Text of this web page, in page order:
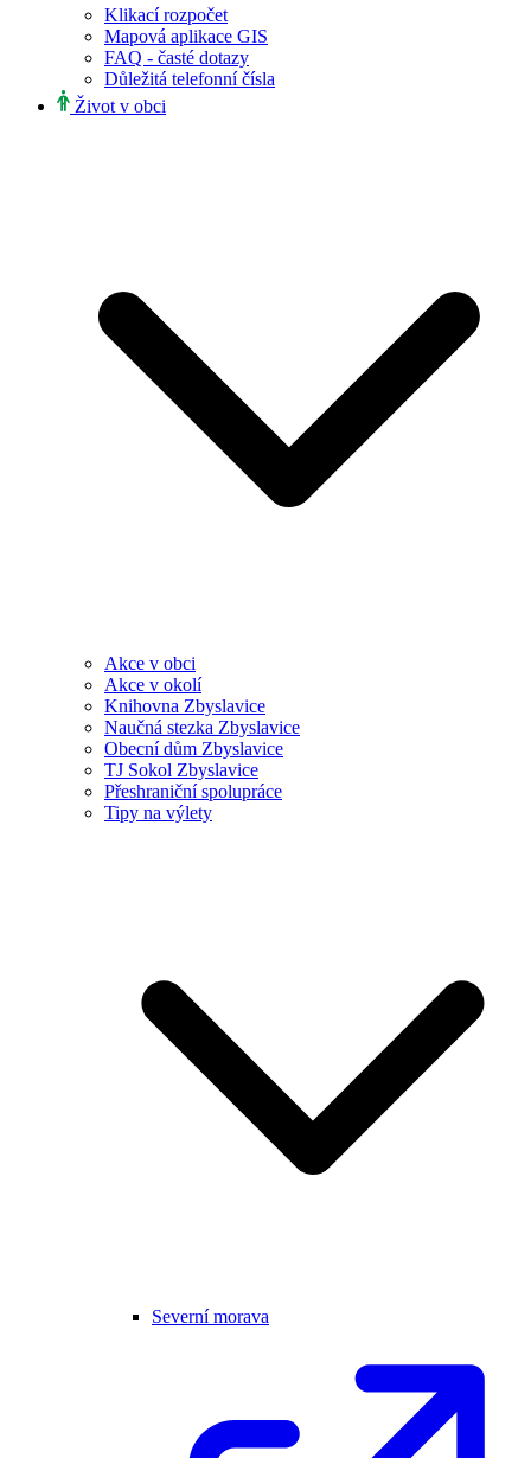
Klikací rozpočet
Mapová aplikace GIS
FAQ - časté dotazy
Důležitá telefonní čísla
Život v obci
Akce v obci
Akce v okolí
Knihovna Zbyslavice
Naučná stezka Zbyslavice
Obecní dům Zbyslavice
TJ Sokol Zbyslavice
Přeshraniční spolupráce
Tipy na výlety
Severní morava